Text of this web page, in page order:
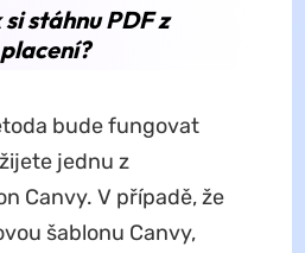
stáhnu PDF z
bude fungovat
jednu z
Canvy. V případě, že
šablonu Canvy,